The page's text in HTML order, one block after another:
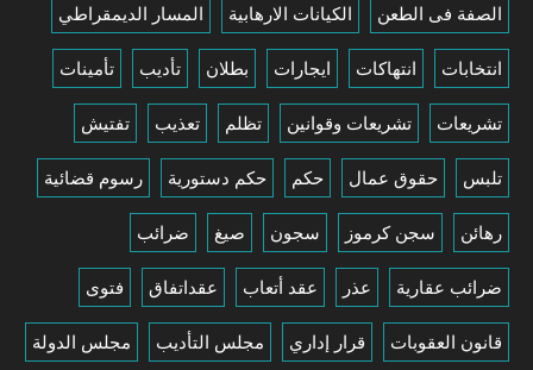
الصفة فى الطعن الكيانات الارهابية المسار الديمقراطي
انتخابات انتهاكات ايجارات بطلان تأديب تأمينات
تشريعات تشريعات وقوانين تظلم تعذيب تفتيش
تلبس حقوق عمال حكم حكم دستورية رسوم قضائية
رهائن سجن كرموز سجون صيغ ضرائب
ضرائب عقارية عذر عقد أتعاب عقداتفاق فتوى
قانون العقوبات قرار إداري مجلس التأديب مجلس الدولة